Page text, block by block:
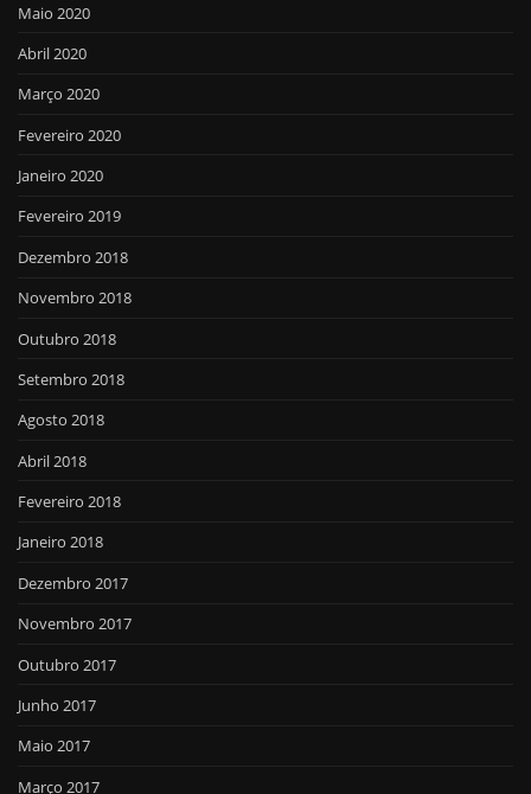
Maio 2020
Abril 2020
Março 2020
Fevereiro 2020
Janeiro 2020
Fevereiro 2019
Dezembro 2018
Novembro 2018
Outubro 2018
Setembro 2018
Agosto 2018
Abril 2018
Fevereiro 2018
Janeiro 2018
Dezembro 2017
Novembro 2017
Outubro 2017
Junho 2017
Maio 2017
Março 2017